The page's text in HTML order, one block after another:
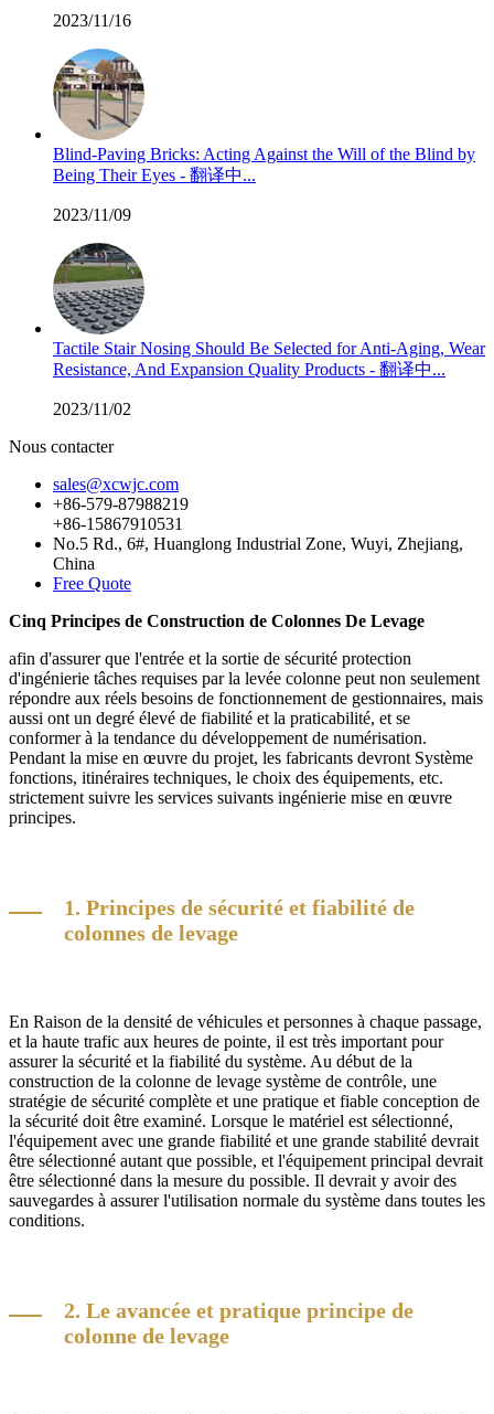
2023/11/16
Blind-Paving Bricks: Acting Against the Will of the Blind by
Being Their Eyes - 翻译中...
2023/11/09
Tactile Stair Nosing Should Be Selected for Anti-Aging, Wear
Resistance, And Expansion Quality Products - 翻译中...
2023/11/02
Nous contacter
sales@xcwjc.com
+86-579-87988219
+86-15867910531
No.5 Rd., 6#, Huanglong Industrial Zone, Wuyi, Zhejiang,
China
Free Quote
Cinq Principes de Construction de Colonnes De Levage
afin d'assurer que l'entrée et la sortie de sécurité protection
d'ingénierie tâches requises par la levée colonne peut non seulement
répondre aux réels besoins de fonctionnement de gestionnaires, mais
aussi ont un degré élevé de fiabilité et la praticabilité, et se
conformer à la tendance du développement de numérisation.
Pendant la mise en œuvre du projet, les fabricants devront Système
fonctions, itinéraires techniques, le choix des équipements, etc.
strictement suivre les services suivants ingénierie mise en œuvre
principes.
1. Principes de sécurité et fiabilité de
colonnes de levage
En Raison de la densité de véhicules et personnes à chaque passage,
et la haute trafic aux heures de pointe, il est très important pour
assurer la sécurité et la fiabilité du système. Au début de la
construction de la colonne de levage système de contrôle, une
stratégie de sécurité complète et une pratique et fiable conception de
la sécurité doit être examiné. Lorsque le matériel est sélectionné,
l'équipement avec une grande fiabilité et une grande stabilité devrait
être sélectionné autant que possible, et l'équipement principal devrait
être sélectionné dans la mesure du possible. Il devrait y avoir des
sauvegardes à assurer l'utilisation normale du système dans toutes les
conditions.
2. Le avancée et pratique principe de
colonne de levage